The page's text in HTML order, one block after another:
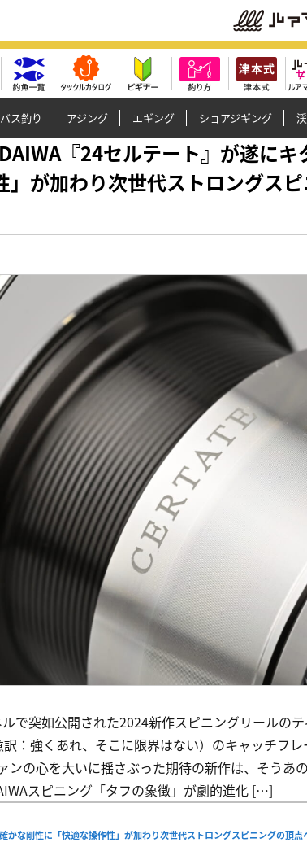
バス釣り アジング エギング ショアジギング
『24セルテート』が遂にキ
」が加わり次世代ストロングス
で突如公開された2024新作スピニングリールの
：強くあれ、そこに限界はない）のキャッチフレ
ンの心を大いに揺さぶった期待の新作は、そうあ
スピニング「タフの象徴」が劇的進化 […]
かな剛性に「快適な操作性」が加わり次世代ストロングスピニングの頂点